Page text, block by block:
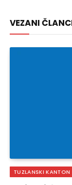
VEZANI
TUZLANSKI KANTON